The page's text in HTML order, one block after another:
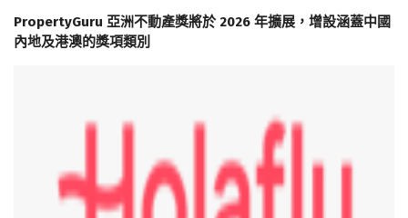
PropertyGuru 亞洲不動產獎將於 2026 年擴展，增設涵蓋中國
內地及港澳的獎項類別